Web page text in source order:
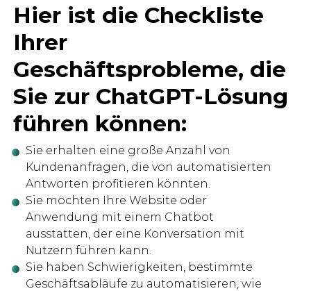
Hier ist die Checkliste
Ihrer
Geschäftsprobleme, die
Sie zur ChatGPT-Lösung
führen können:
Sie erhalten eine große Anzahl von
Kundenanfragen, die von automatisierten
Antworten profitieren könnten.
Sie möchten Ihre Website oder
Anwendung mit einem Chatbot
ausstatten, der eine Konversation mit
Nutzern führen kann.
Sie haben Schwierigkeiten, bestimmte
Geschäftsabläufe zu automatisieren, wie